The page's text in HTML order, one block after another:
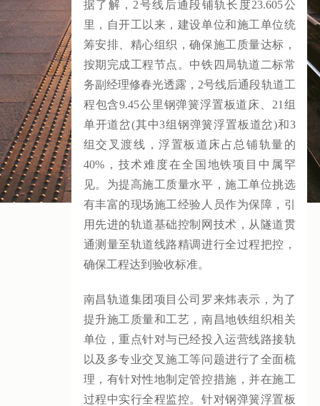
据了解，2号线后通段铺轨长度23.605公
里，自开工以来，建设单位和施工单位统
筹安排、精心组织，确保施工质量达标，
按期完成工程节点。中铁四局轨道二标常
务副经理修春光透露，2号线后通段轨道工
程包含9.45公里钢弹簧浮置板道床、21组
单开道岔(其中3组钢弹簧浮置板道岔)和3
组交叉渡线，浮置板道床占总铺轨量的
40%，技术难度在全国地铁项目中属罕
见。为提高施工质量水平，施工单位挑选
有丰富的现场施工经验人员作为保障，引
用先进的轨道基础控制网技术，从隧道贯
通测量至轨道线路精调进行全过程把控，
确保工程达到验收标准。
南昌轨道集团项目公司罗来炜表示，为了
提升施工质量和工艺，南昌地铁组织相关
单位，重点针对与已经投入运营线路接轨
以及多专业交叉施工等问题进行了全面梳
理，有针对性地制定管控措施，并在施工
过程中实行全程监控。针对钢弹簧浮置板